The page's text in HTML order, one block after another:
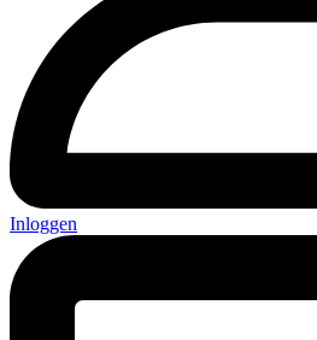
Inloggen